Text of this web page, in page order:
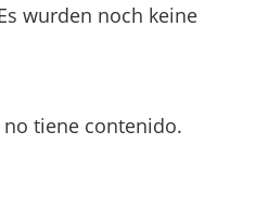
wurden noch keine
no tiene contenido.